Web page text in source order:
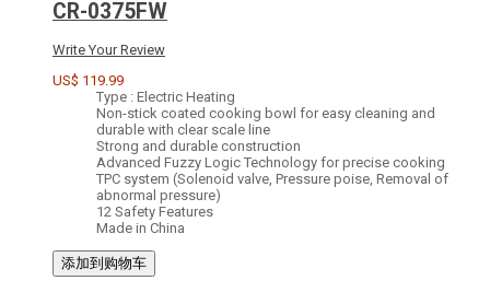
CR-0375FW
Write Your Review
US$ 119.99
Type : Electric Heating
Non-stick coated cooking bowl for easy cleaning and
durable with clear scale line
Strong and durable construction
Advanced Fuzzy Logic Technology for precise cooking
TPC system (Solenoid valve, Pressure poise, Removal of
abnormal pressure)
12 Safety Features
Made in China
添加到购物车